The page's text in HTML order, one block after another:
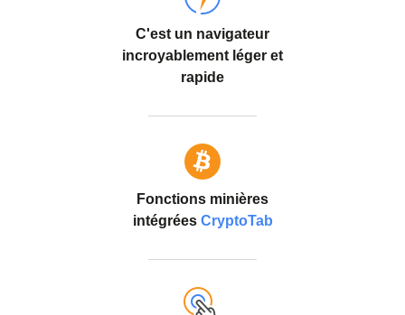
C'est un navigateur
incroyablement léger et
rapide
Fonctions minières
intégrées CryptoTab